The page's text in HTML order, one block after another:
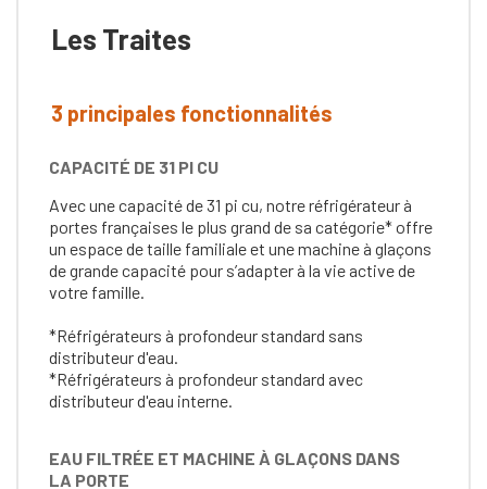
Les Traites
3 principales fonctionnalités
CAPACITÉ DE 31 PI CU
Avec une capacité de 31 pi cu, notre réfrigérateur à
portes françaises le plus grand de sa catégorie* offre
un espace de taille familiale et une machine à glaçons
de grande capacité pour s’adapter à la vie active de
votre famille.
*Réfrigérateurs à profondeur standard sans
distributeur d'eau.
*Réfrigérateurs à profondeur standard avec
distributeur d'eau interne.
EAU FILTRÉE ET MACHINE À GLAÇONS DANS
LA PORTE